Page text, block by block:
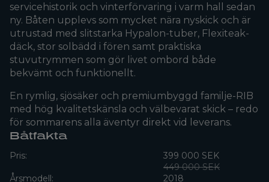
servicehistorik och vinterförvaring i varm hall sedan
ny. Båten upplevs som mycket nära nyskick och är
utrustad med slitstarka Hypalon-tuber, Flexiteak-
däck, stor solbädd i fören samt praktiska
stuvutrymmen som gör livet ombord både
bekvämt och funktionellt.
En rymlig, sjösäker och premiumbyggd familje-RIB
med hög kvalitetskänsla och välbevarat skick – redo
för sommarens alla äventyr direkt vid leverans.
Båtfakta
Pris:
399 000 SEK
449 000 SEK
Årsmodell:
2018